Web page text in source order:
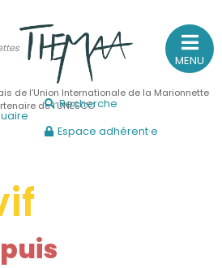
vie professionnelle)
MENU
de l’Union Internationale de la Marionnette
de l’UNESCO
Recherche
Espace adhérent·e